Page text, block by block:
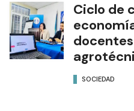
Ciclo de
SOCIEDAD